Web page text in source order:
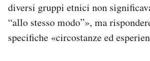
diversi gruppi etnici non
“allo stesso modo”», ma
specifiche «circostanze ed